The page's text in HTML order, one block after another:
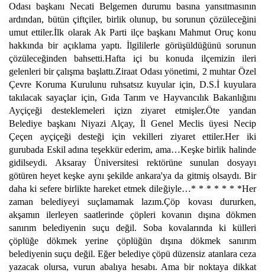
Odası başkanı Necati Belgemen durumu basına yansıtmasının
ardından, bütün çiftçiler, birlik olunup, bu sorunun çözüleceğini
umut ettiler.İlk olarak Ak Parti ilçe başkanı Mahmut Oruç konu
hakkında bir açıklama yaptı. İlgililerle görüşüldüğünü sorunun
çözüleceğinden bahsetti.Hafta içi bu konuda ilçemizin ileri
gelenleri bir çalışma başlattı.Ziraat Odası yönetimi, 2 muhtar Özel
Çevre Koruma Kurulunu ruhsatsız kuyular için, D.S.İ kuyulara
takılacak sayaçlar için, Gıda Tarım ve Hayvancılık Bakanlığını
Ayçiçeği desteklemeleri içizn ziyaret etmişler.Öte yandan
Belediye başkanı Niyazi Alçay, İl Genel Meclis üyesi Necip
Çeçen ayçiçeği desteği için vekilleri ziyaret ettiler.Her iki
gurubada Eskil adına teşekkür ederim, ama…Keşke birlik halinde
gidilseydi. Aksaray Üniversitesi rektörüne sunulan dosyayı
götüren heyet keşke aynı şekilde ankara'ya da gitmiş olsaydı. Bir
daha ki sefere birlikte hareket etmek dileğiyle…* * * * * * *Her
zaman belediyeyi suçlamamak lazım.Çöp kovası dururken,
akşamın ilerleyen saatlerinde çöpleri kovanın dışına dökmen
sanırım belediyenin suçu değil. Soba kovalarında ki külleri
çöplüğe dökmek yerine çöplüğün dışına dökmek sanırım
belediyenin suçu değil. Eğer belediye çöpü düzensiz atanlara ceza
yazacak olursa, vurun abalıya hesabı. Ama bir noktaya dikkat